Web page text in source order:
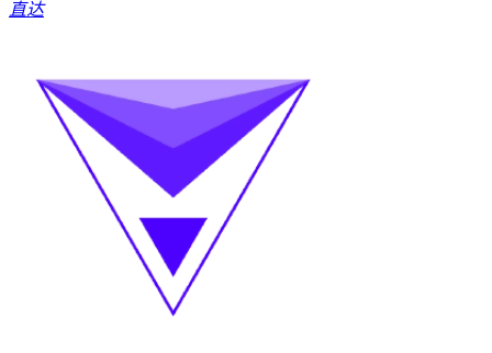
直达